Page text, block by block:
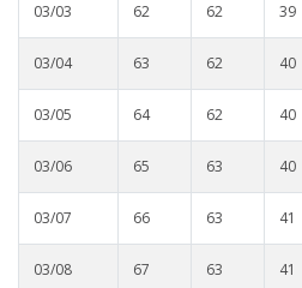
03/03 62 62 39
03/04 63 62 40
03/05 64 62 40
03/06 65 63 40
03/07 66 63 41
03/08 67 63 41